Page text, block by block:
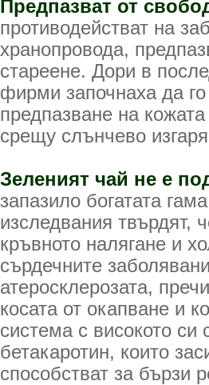
Предпазват от
противодействат на
хранопровода,
стареене. Дори в
фирми започнаха да
предпазване на
срещу слънчево
Зеленият чай не е
запазило богатата
изследвания твърдят,
кръвното налягане и
сърдечните
атеросклерозата,
косата от окапване и
система с високото
бетакаротин, които
способстват за бързи